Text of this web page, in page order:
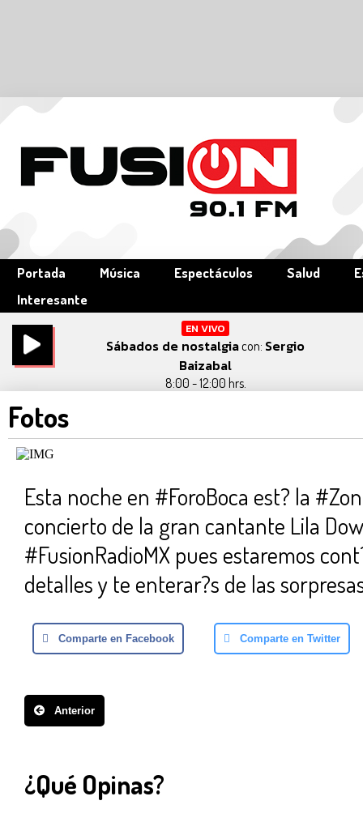
Portada Música Espectáculos Salud
Interesante
EN VIVO
Sábados de nostalgiacon: Sergio
Baizabal
8:00 - 12:00 hrs.
Fotos
Esta noche en #ForoBoca est? la
concierto de la gran cantante Lila
#FusionRadioMX pues estaremos
detalles y te enterar?s de las
Comparte en Facebook Comparte en Twitter
Anterior
¿Qué Opinas?